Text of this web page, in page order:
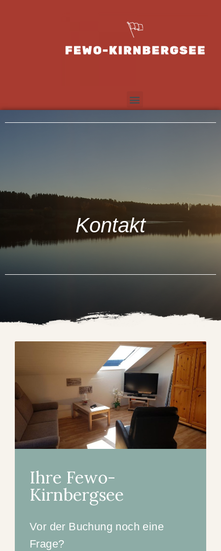
Kontakt
Ihre Fewo-
Kirnbergsee
Vor der Buchung noch eine
Frage?